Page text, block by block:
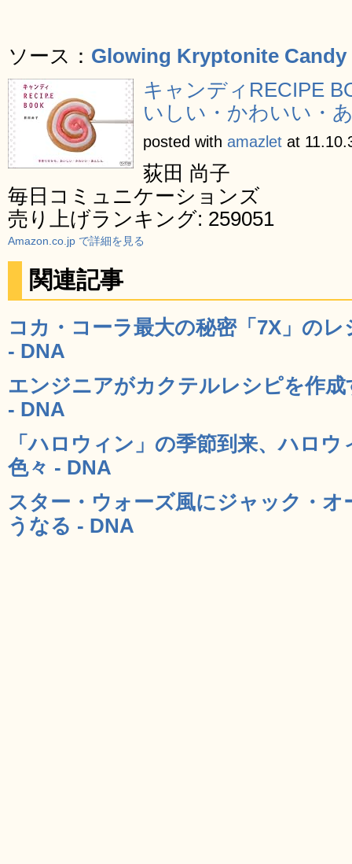
ソース： Glowing Kryptonite
キャンディRECIPE
いしい・かわいい・
posted with amazlet at
荻田 尚子
毎日コミュニケーションズ
売り上げランキング: 259051
Amazon.co.jp で詳細を見る
関連記事
コカ・コーラ最大の秘密「7X」の
- DNA
エンジニアがカクテルレシピを作
- DNA
「ハロウィン」の季節到来、ハロ
色々 - DNA
スター・ウォーズ風にジャック・
うなる - DNA